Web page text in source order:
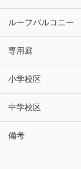
ルーフバルコニー
専用庭
小学校区
中学校区
備考